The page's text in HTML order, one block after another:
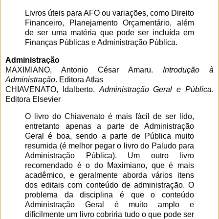
Livros úteis para AFO ou variações, como Direito
Financeiro, Planejamento Orçamentário, além
de ser uma matéria que pode ser incluída em
Finanças Públicas e Administração Pública.
Administração
MAXIMIANO, Antonio César Amaru. Introdução à
Administração. Editora Atlas
CHIAVENATO, Idalberto. Administração Geral e Pública.
Editora Elsevier
O livro do Chiavenato é mais fácil de ser lido,
entretanto apenas a parte de Administração
Geral é boa, sendo a parte de Pública muito
resumida (é melhor pegar o livro do Paludo para
Administração Pública). Um outro livro
recomendado é o do Maximiano, que é mais
acadêmico, e geralmente aborda vários itens
dos editais com conteúdo de administração. O
problema da disciplina é que o conteúdo
Administração Geral é muito amplo e
difícilmente um livro cobriria tudo o que pode ser